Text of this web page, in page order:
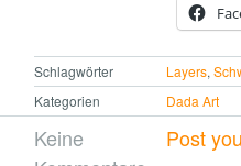
Schlagwörter Layers,
Kategorien
Dada Art
Keine
Post